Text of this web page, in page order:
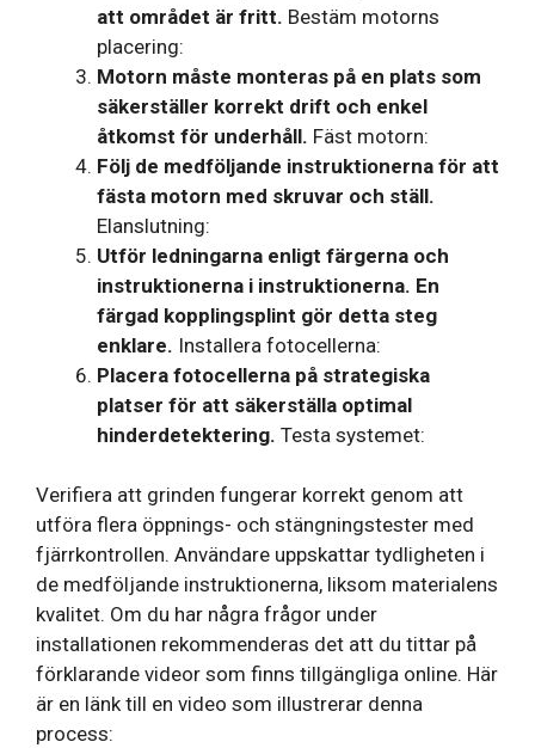
att området är fritt. Bestäm motorns
placering:
Motorn måste monteras på en plats som
säkerställer korrekt drift och enkel
åtkomst för underhåll. Fäst motorn:
Följ de medföljande instruktionerna för att
fästa motorn med skruvar och ställ.
Elanslutning:
Utför ledningarna enligt färgerna och
instruktionerna i instruktionerna. En
färgad kopplingsplint gör detta steg
enklare. Installera fotocellerna:
Placera fotocellerna på strategiska
platser för att säkerställa optimal
hinderdetektering. Testa systemet:
Verifiera att grinden fungerar korrekt genom att
utföra flera öppnings- och stängningstester med
fjärrkontrollen. Användare uppskattar tydligheten i
de medföljande instruktionerna, liksom materialens
kvalitet. Om du har några frågor under
installationen rekommenderas det att du tittar på
förklarande videor som finns tillgängliga online. Här
är en länk till en video som illustrerar denna
process: